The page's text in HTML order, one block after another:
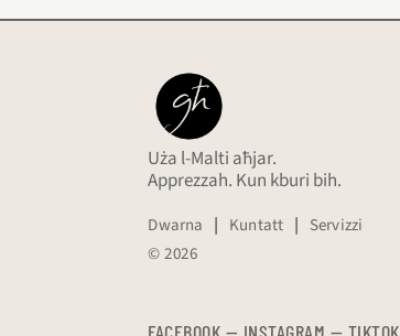
Uża l-Malti aħjar.
Apprezzah. Kun kburi bih.
Dwarna | Kuntatt | Servizzi
© 2026